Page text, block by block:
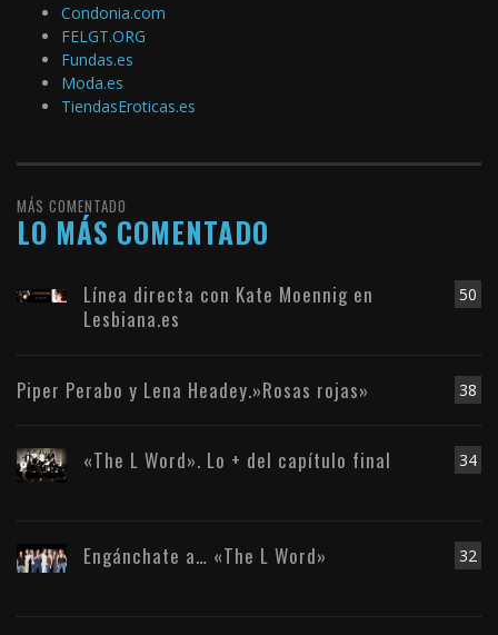
Condonia.com
FELGT.ORG
Fundas.es
Moda.es
TiendasEroticas.es
MÁS COMENTADO
LO MÁS COMENTADO
50
Línea directa con Kate Moennig en
Lesbiana.es
38
Piper Perabo y Lena Headey.»Rosas rojas»
34
«The L Word». Lo + del capítulo final
32
Engánchate a… «The L Word»